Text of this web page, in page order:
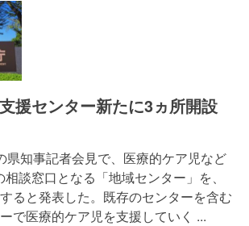
援センター新たに3ヵ所開設
県知事記者会見で、医療的ケア児など
談窓口となる「地域センター」を、
ると発表した。既存のセンターを含む
で医療的ケア児を支援していく ...